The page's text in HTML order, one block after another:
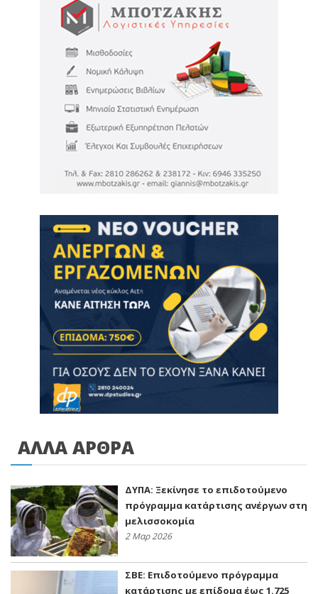
ΑΛΛΑ ΑΡΘΡΑ
ΔΥΠΑ: Ξεκίνησε το επιδοτούμενο
πρόγραμμα κατάρτισης ανέργων στη
μελισσοκομία
2 Μαρ 2026
ΣΒΕ: Eπιδοτούμενο πρόγραμμα
κατάρτισης με επίδομα έως 1.725